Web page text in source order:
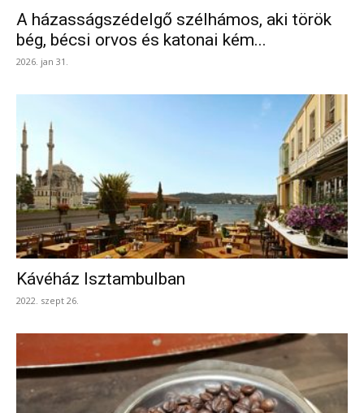
A házasságszédelgő szélhámos, aki török
bég, bécsi orvos és katonai kém...
2026. jan 31.
Kávéház Isztambulban
2022. szept 26.